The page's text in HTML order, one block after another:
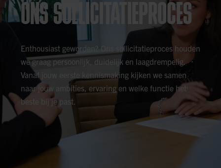
ONS SOLLICITATIEPROCES
Enthousiast geworden? Ons sollicitatieproces houden
we graag persoonlijk, duidelijk en laagdrempelig.
Vanaf jouw eerste kennismaking kijken we samen
naar jouw ambities, ervaring en welke functie het
beste bij je past.